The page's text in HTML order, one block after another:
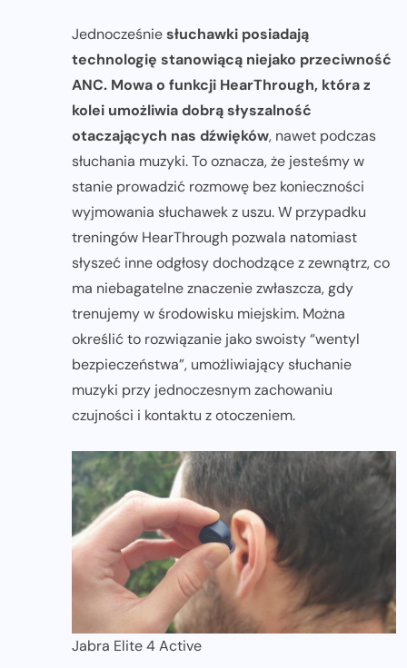
Jednocześniesłuchawki posiadają
technologię stanowiącą niejako przeciwność
ANC. Mowa o funkcji HearThrough, która z
kolei umożliwia dobrą słyszalność
otaczających nas dźwięków, nawet podczas
słuchania muzyki. To oznacza, że jesteśmy w
stanie prowadzić rozmowę bez konieczności
wyjmowania słuchawek z uszu. W przypadku
treningów HearThrough pozwala natomiast
słyszeć inne odgłosy dochodzące z zewnątrz, co
ma niebagatelne znaczenie zwłaszcza, gdy
trenujemy w środowisku miejskim. Można
określić to rozwiązanie jako swoisty “wentyl
bezpieczeństwa”, umożliwiający słuchanie
muzyki przy jednoczesnym zachowaniu
czujności i kontaktu z otoczeniem.
Jabra Elite 4 Active